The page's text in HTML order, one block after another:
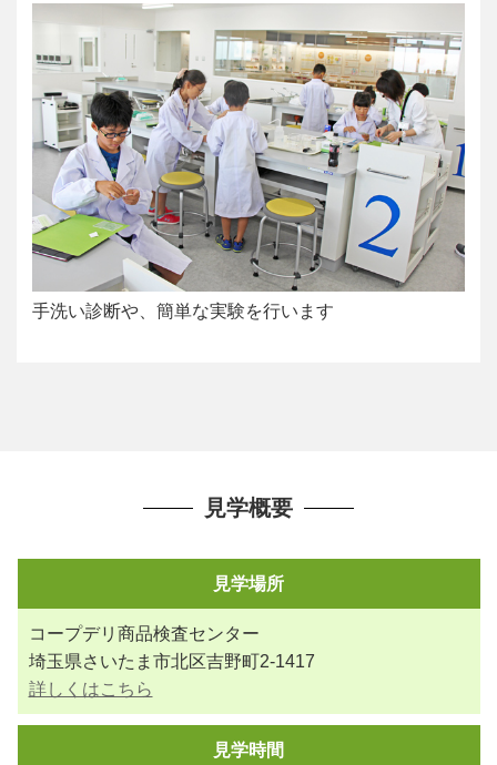
手洗い診断や、簡単な実験を行います
見学概要
見学場所
コープデリ商品検査センター
埼玉県さいたま市北区吉野町2-1417
詳しくはこちら
見学時間